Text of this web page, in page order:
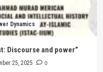
Dynamics
Discourse and power”
25, 2025 0